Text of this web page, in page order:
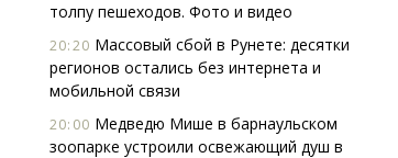
толпу пешеходов. Фото и видео
20:20 Массовый сбой в Рунете: десятки
регионов остались без интернета и
мобильной связи
20:00 Медведю Мише в барнаульском
зоопарке устроили освежающий душ в